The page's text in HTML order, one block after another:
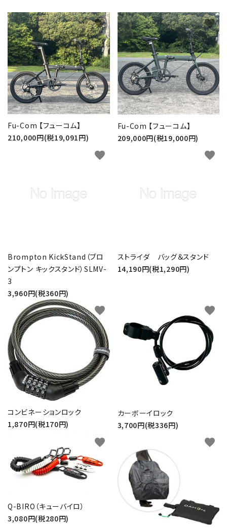
Fu-Com 【フューコム】
210,000円(税19,091円)
favorite
Fu-Com 【フューコム】
209,000円(税19,000円)
favorite
Brompton KickStand（ブロ
ンプトン キックスタンド）SLMV-
3
3,960円(税360円)
favorite
ストライダ バッグ＆スタンド
14,190円(税1,290円)
favorite
コンビネーションロック
1,870円(税170円)
favorite
カーボーイロック
3,700円(税336円)
favorite
Q-BIRO（キューバイロ）
3,080円(税280円)
favorite favorite